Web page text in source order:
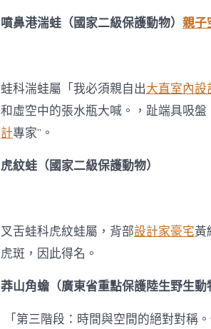
噴鼻港湍蛙（國家二級保護動物） 親子
蛙科湍蛙屬「我必須親自出大直室內設
和虛空中的張水瓶大喊。，趾端具吸
計專家”。
虎紋蛙（國家二級保護動物）
叉舌蛙科虎紋蛙屬，背部設計家豪宅黃
虎斑，因此得名。
莽山角蟾（廣東省重點保護陸生野生動
「第三階段：時間與空間的絕對對稱